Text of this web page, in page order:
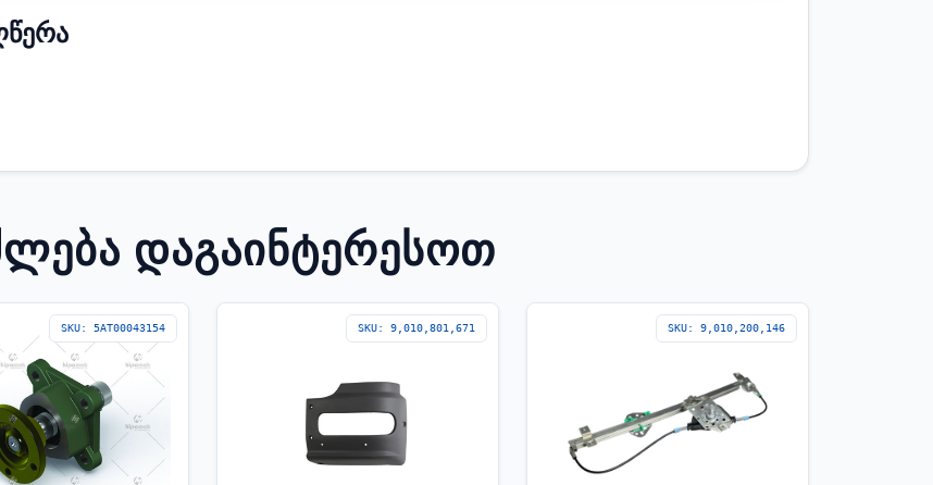
ᲓᲐᲒᲐᲘᲜᲢᲔᲠᲔᲡᲝᲗ
SKU: 5AT00043154 SKU: 9,010,801,671 SKU: 9,010,200,146